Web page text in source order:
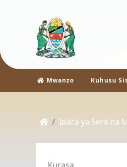
Mwanzo Kuhusu
Idara ya Sera na